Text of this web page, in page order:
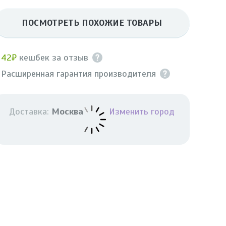
ПОСМОТРЕТЬ ПОХОЖИЕ ТОВАРЫ
42₽ кешбек за отзыв
гарантия производителя
Доставка: Москва Изменить город